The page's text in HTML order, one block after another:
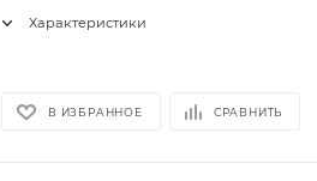
Характеристики
В ИЗБРАННОЕ СРАВНИТЬ